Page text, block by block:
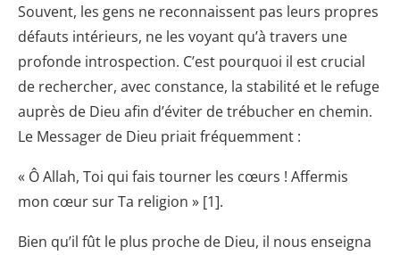
Souvent, les gens ne reconnaissent pas leurs propres
défauts intérieurs, ne les voyant qu’à travers une
profonde introspection. C’est pourquoi il est crucial
de rechercher, avec constance, la stabilité et le refuge
auprès de Dieu afin d’éviter de trébucher en chemin.
Le Messager de Dieu priait fréquemment :
« Ô Allah, Toi qui fais tourner les cœurs ! Affermis
mon cœur sur Ta religion » [1].
Bien qu’il fût le plus proche de Dieu, il nous enseigna